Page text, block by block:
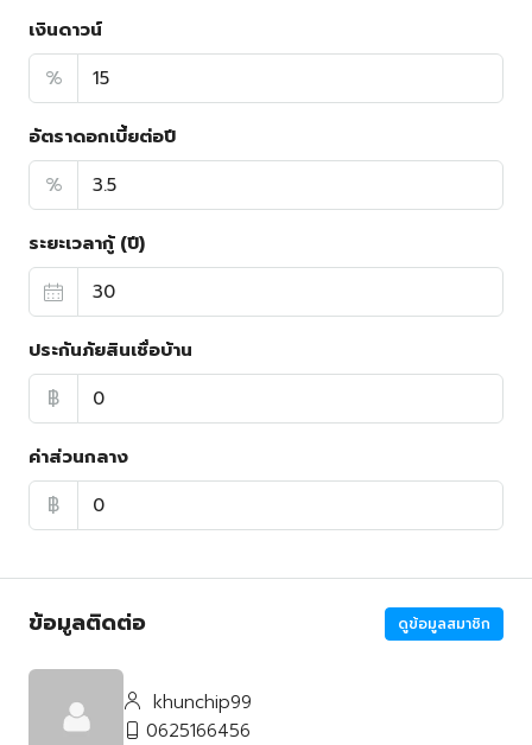
เงินดาวน์
%
อัตราดอกเบี้ยต่อปี
%
ระยะเวลากู้ (ปี)
ประกันภัยสินเชื่อบ้าน
฿
ค่าส่วนกลาง
฿
ข้อมูลติดต่อ ดูข้อมูลสมาชิก
khunchip99
0625166456